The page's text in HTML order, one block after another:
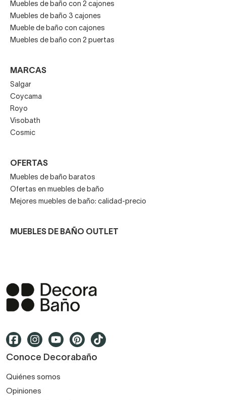
Muebles de baño con 2 cajones
Muebles de baño 3 cajones
Mueble de baño con cajones
Muebles de baño con 2 puertas
MARCAS
Salgar
Coycama
Royo
Visobath
Cosmic
OFERTAS
Muebles de baño baratos
Ofertas en muebles de baño
Mejores muebles de baño: calidad-precio
MUEBLES DE BAÑO OUTLET
Conoce Decorabaño
Quiénes somos
Opiniones